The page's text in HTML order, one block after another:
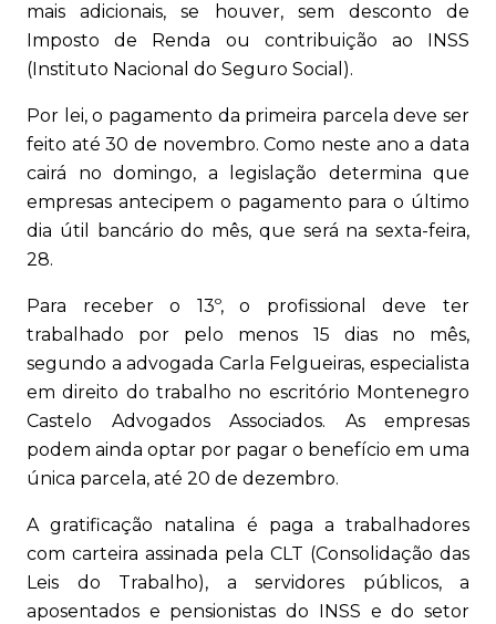
mais adicionais, se houver, sem desconto de
Imposto de Renda ou contribuição ao INSS
(Instituto Nacional do Seguro Social).
Por lei, o pagamento da primeira parcela deve ser
feito até 30 de novembro. Como neste ano a data
cairá no domingo, a legislação determina que
empresas antecipem o pagamento para o último
dia útil bancário do mês, que será na sexta-feira,
28.
Para receber o 13º, o profissional deve ter
trabalhado por pelo menos 15 dias no mês,
segundo a advogada Carla Felgueiras, especialista
em direito do trabalho no escritório Montenegro
Castelo Advogados Associados. As empresas
podem ainda optar por pagar o benefício em uma
única parcela, até 20 de dezembro.
A gratificação natalina é paga a trabalhadores
com carteira assinada pela CLT (Consolidação das
Leis do Trabalho), a servidores públicos, a
aposentados e pensionistas do INSS e do setor